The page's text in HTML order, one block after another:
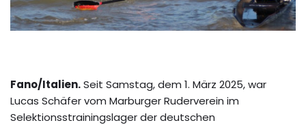
Fano/Italien.Seit Samstag, dem 1. März 2025, war
Lucas Schäfer vom Marburger Ruderverein im
Selektionsstrainingslager der deutschen